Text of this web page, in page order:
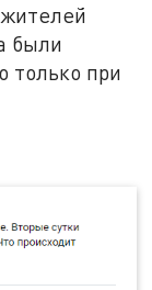
были
только при